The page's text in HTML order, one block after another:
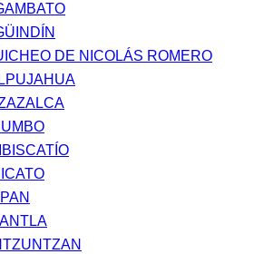
DE NICOLÁS ROMERO